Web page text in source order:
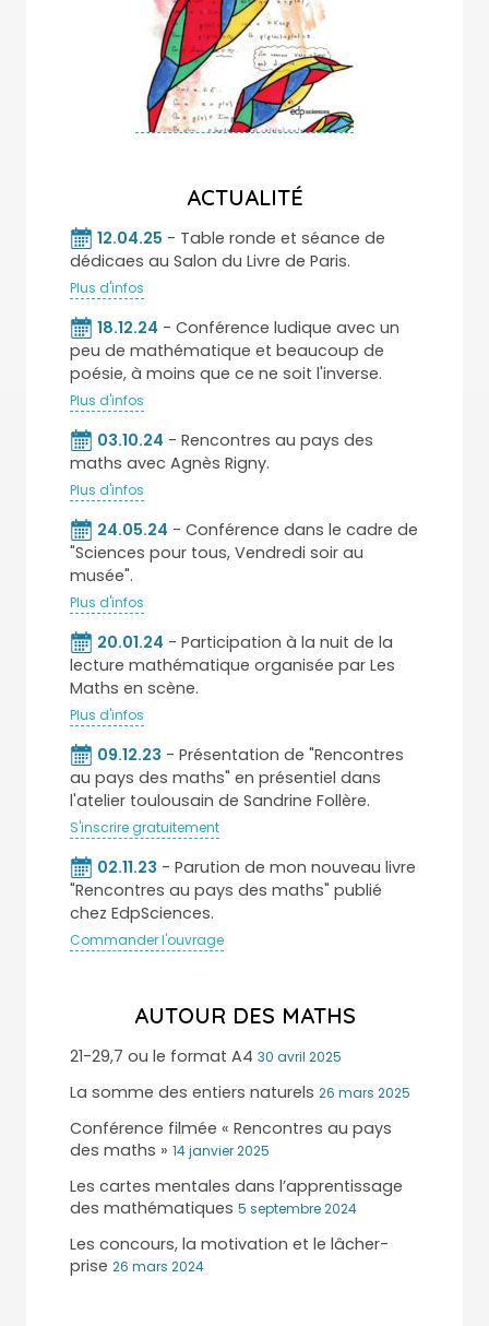
ACTUALITÉ
12.04.25 - Table ronde et séance de
dédicaes au Salon du Livre de Paris.
Plus d'infos
18.12.24 - Conférence ludique avec un
peu de mathématique et beaucoup de
poésie, à moins que ce ne soit l'inverse.
Plus d'infos
03.10.24 - Rencontres au pays des
maths avec Agnès Rigny.
Plus d'infos
24.05.24 - Conférence dans le cadre de
"Sciences pour tous, Vendredi soir au
musée".
Plus d'infos
20.01.24 - Participation à la nuit de la
lecture mathématique organisée par Les
Maths en scène.
Plus d'infos
09.12.23 - Présentation de "Rencontres
au pays des maths" en présentiel dans
l'atelier toulousain de Sandrine Follère.
S'inscrire gratuitement
02.11.23 - Parution de mon nouveau livre
"Rencontres au pays des maths" publié
chez EdpSciences.
Commander l'ouvrage
AUTOUR DES MATHS
21-29,7 ou le format A4 30 avril 2025
La somme des entiers naturels 26 mars 2025
Conférence filmée « Rencontres au pays
des maths » 14 janvier 2025
Les cartes mentales dans l’apprentissage
des mathématiques 5 septembre 2024
Les concours, la motivation et le lâcher-
prise 26 mars 2024